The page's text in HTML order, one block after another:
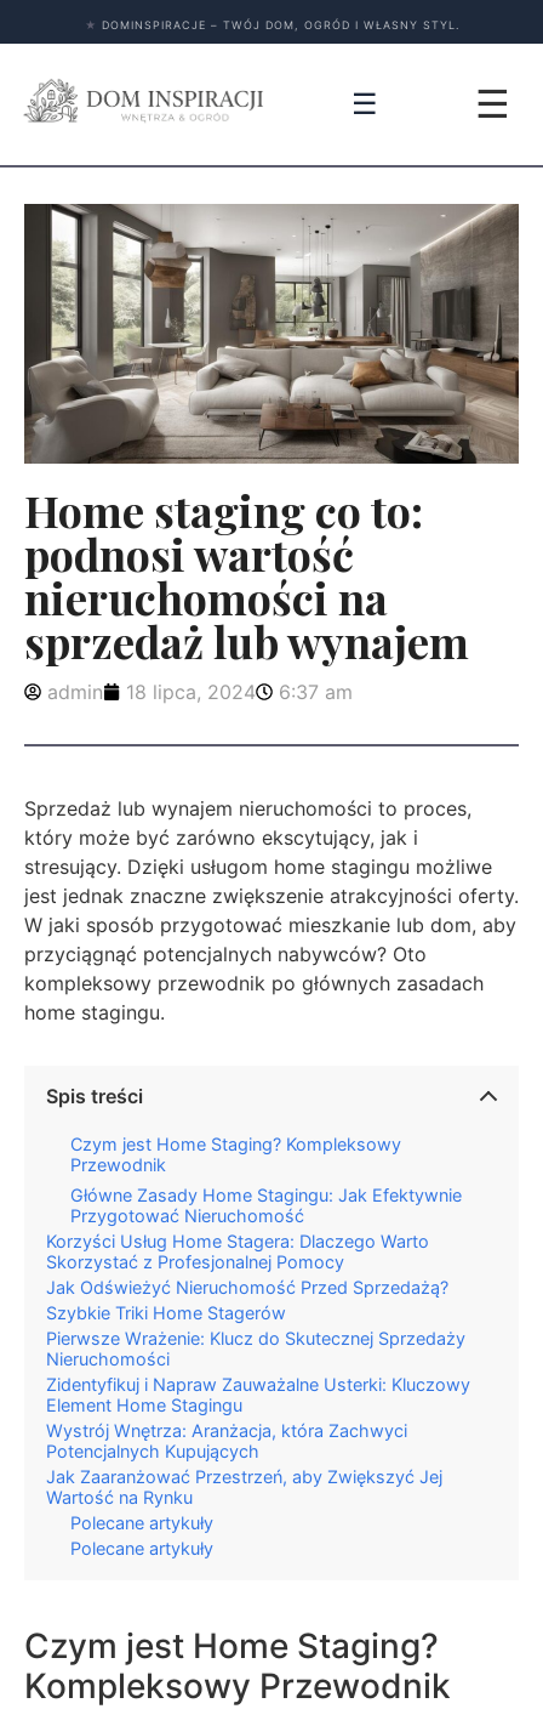
★ DOMINSPIRACJE – TWÓJ DOM, OGRÓD I WŁASNY STYL.
☰ ☰
Home staging co to:
podnosi wartość
nieruchomości na
sprzedaż lub wynajem
admin 18 lipca, 2024 6:37 am
Sprzedaż lub wynajem nieruchomości to proces,
który może być zarówno ekscytujący, jak i
stresujący. Dzięki usługom home stagingu możliwe
jest jednak znaczne zwiększenie atrakcyjności oferty.
W jaki sposób przygotować mieszkanie lub dom, aby
przyciągnąć potencjalnych nabywców? Oto
kompleksowy przewodnik po głównych zasadach
home stagingu.
Spis treści
Czym jest Home Staging? Kompleksowy
Przewodnik
Główne Zasady Home Stagingu: Jak Efektywnie
Przygotować Nieruchomość
Korzyści Usług Home Stagera: Dlaczego Warto
Skorzystać z Profesjonalnej Pomocy
Jak Odświeżyć Nieruchomość Przed Sprzedażą?
Szybkie Triki Home Stagerów
Pierwsze Wrażenie: Klucz do Skutecznej Sprzedaży
Nieruchomości
Zidentyfikuj i Napraw Zauważalne Usterki: Kluczowy
Element Home Stagingu
Wystrój Wnętrza: Aranżacja, która Zachwyci
Potencjalnych Kupujących
Jak Zaaranżować Przestrzeń, aby Zwiększyć Jej
Wartość na Rynku
Polecane artykuły
Polecane artykuły
Czym jest Home Staging?
Kompleksowy Przewodnik